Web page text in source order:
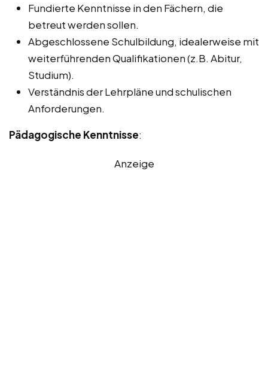
Fundierte Kenntnisse in den Fächern, die
betreut werden sollen.
Abgeschlossene Schulbildung, idealerweise mit
weiterführenden Qualifikationen (z.B. Abitur,
Studium).
Verständnis der Lehrpläne und schulischen
Anforderungen.
Pädagogische Kenntnisse:
Anzeige